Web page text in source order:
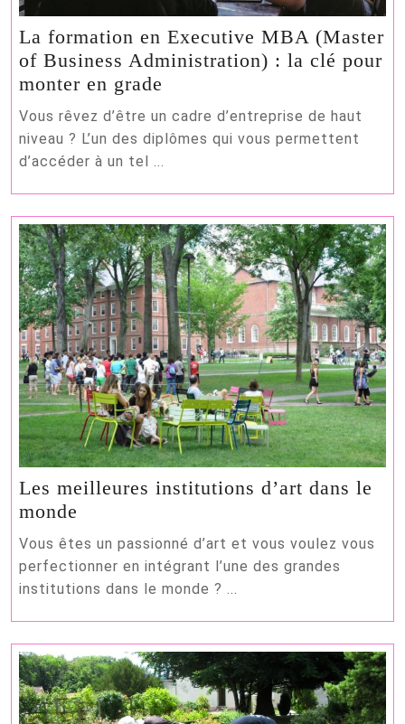
La formation en Executive MBA (Master
of Business Administration) : la clé pour
monter en grade
formation
en
Executive
(Master
of
Business
Administration)
:
la
clé
pour
monter
en
grade
Vous rêvez d’être un cadre d’entreprise de haut
niveau ? L’un des diplômes qui vous permettent
d’accéder à un tel ...
Les meilleures institutions d’art dans le
monde
meilleures
institutions
d’art
le
monde
Vous êtes un passionné d’art et vous voulez vous
perfectionner en intégrant l’une des grandes
institutions dans le monde ? ...